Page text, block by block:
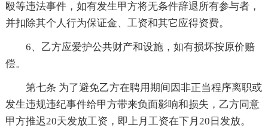
殴等违法事件，如有发生甲方将无条件辞退所有参与者，
并扣除其个人行为保证金、工资和其它应得资费。
6、乙方应爱护公共财产和设施，如有损坏按原价赔
偿。
第七条 为了避免乙方在聘用期间因非正当程序离职或
发生违规违纪事件给甲方带来负面影响和损失，乙方同意
甲方推迟20天发放工资，即上月工资在下月20日发放。